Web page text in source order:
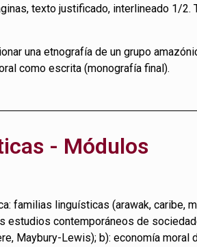
texto justificado, interlineado 1/2.
una etnografía de un grupo
como escrita (monografía final).
- Módulos
familias linguísticas (arawak, caribe,
estudios contemporáneos de
Maybury-Lewis); b): economía moral